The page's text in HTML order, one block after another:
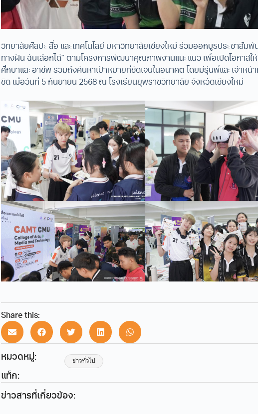
วิทยาลัยศิลปะ สื่อ และเทคโนโลยี มหาวิทยาลัยเชียงใหม่ ร่วมออกบูธประชาสัมพั
ทางฝัน ฉันเลือกได้” ตามโครงการพัฒนาคุณภาพงานแนะแนว เพื่อเปิดโอกาส
ศึกษาและอาชีพ รวมถึงค้นหาเป้าหมายที่ชัดเจนในอนาคต โดยมีรุ่นพี่และเจ้าห
ชิด เมื่อวันที่ 5 กันยายน 2568 ณ โรงเรียนยุพราชวิทยาลัย จังหวัดเชียงใหม่
Share this:
หมวดหมู่:
ข่าวทั่วไป
แท็ก:
ข่าวสารที่เกี่ยวข้อง: